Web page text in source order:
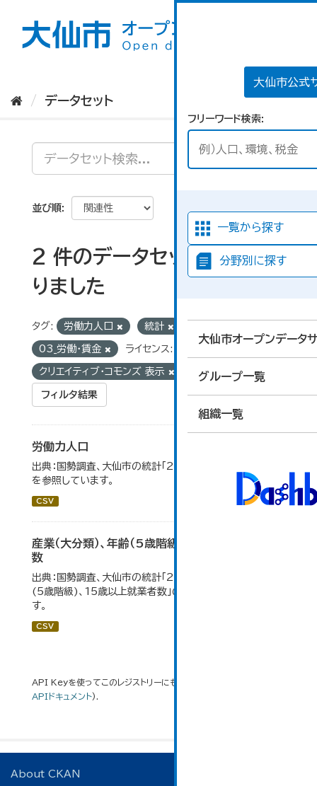
大仙市公式
フリーワード検索
一覧から探す
分野別に探す
大仙市オープンデータ
グループ一覧
組織一覧
データセット
並び順
2 件のデータセットが見つか
りました
タグ: 労働力人口 統計
03_労働・賃金 ライセンス:
クリエイティブ・コモンズ 表示
フィルタ結果
労働力人口
出典：国勢調査、大仙市の統計「2-6 労働力人口」のデータ
を参照しています。
CSV
産業（大分類）、年齢（5歳階級）、15歳以上就業者
数
出典：国勢調査、大仙市の統計「2-7 産業(大分類)、年齢
(5歳階級)、15歳以上就業者数」のデータを参照していま
す。
CSV
API Keyを使ってこのレジストリーにもアクセス可能です
APIドキュメント).
About CKAN